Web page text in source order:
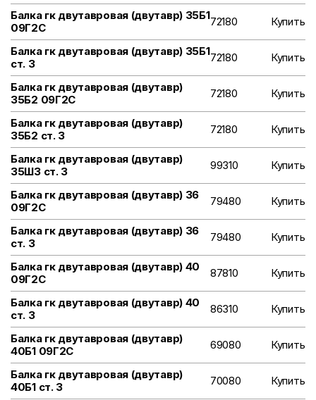
Балка гк двутавровая (двутавр) 35Б1
09Г2С
72180 Купить
Балка гк двутавровая (двутавр) 35Б1
ст. 3
72180 Купить
Балка гк двутавровая (двутавр)
35Б2 09Г2С
72180 Купить
Балка гк двутавровая (двутавр)
35Б2 ст. 3
72180 Купить
Балка гк двутавровая (двутавр)
35Ш3 ст. 3
99310 Купить
Балка гк двутавровая (двутавр) 36
09Г2С
79480 Купить
Балка гк двутавровая (двутавр) 36
ст. 3
79480 Купить
Балка гк двутавровая (двутавр) 40
09Г2С
87810 Купить
Балка гк двутавровая (двутавр) 40
ст. 3
86310 Купить
Балка гк двутавровая (двутавр)
40Б1 09Г2С
69080 Купить
Балка гк двутавровая (двутавр)
40Б1 ст. 3
70080 Купить